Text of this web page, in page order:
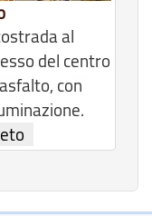
al
del centro
con